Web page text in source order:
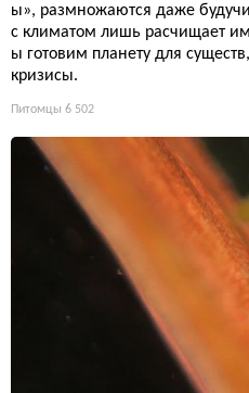
ы», размножаются даже
с климатом лишь расчищает
ы готовим планету для
кризисы.
Питомцы 6 502